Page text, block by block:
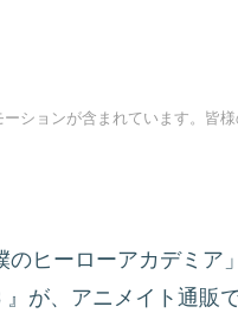
ションが含まれています。皆
ヒーローアカデミア
』が、アニメイト通販